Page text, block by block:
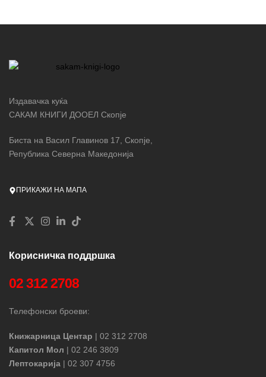
Издавачка куќа
САКАМ КНИГИ ДООЕЛ Скопје
Биста на Васил Главинов 17, Скопје,
Република Северна Македонија
ПРИКАЖИ НА МАПА
Корисничка поддршка
02 312 2708
Телефонски броеви:
Книжарница Центар | 02 312 2708
Капитол Мол | 02 246 3809
Лептокарија | 02 307 4756